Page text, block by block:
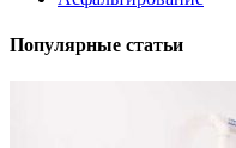
Популярные статьи